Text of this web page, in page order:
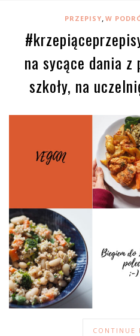
PRZEPISY, W
na sycące dania z
szkoły, na
CONTINUE